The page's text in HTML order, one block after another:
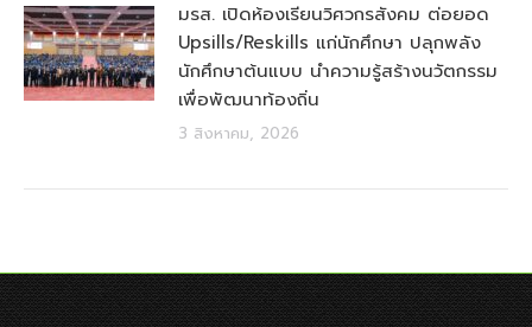
มรส. เปิดห้องเรียนวิศวกรสังคม ต่อยอด
Upsills/Reskills แก่นักศึกษา ปลุกพลัง
นักศึกษาต้นแบบ นำความรู้สร้างนวัตกรรม
เพื่อพัฒนาท้องถิ่น
3 สิงหาคม, 2026